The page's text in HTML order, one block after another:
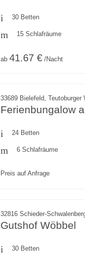
30 Betten
15 Schlafräume
ab 41.67 € /Nacht
33689 Bielefeld, Teutoburger
Ferienbungalow
24 Betten
6 Schlafräume
Preis auf Anfrage
32816 Schieder-
Gutshof Wöbbel
30 Betten